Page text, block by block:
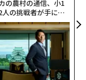
回の発見によっ
う側で形成され、
性も浮上すること
、惑星系の中心星
が、水が固体の氷
陽からの最短距離
の農村の通信、小1
人の挑戦者が手にし
る武器」